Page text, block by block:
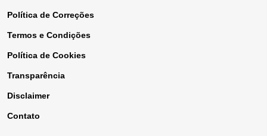
Política de Correções
Termos e Condições
Política de Cookies
Transparência
Disclaimer
Contato